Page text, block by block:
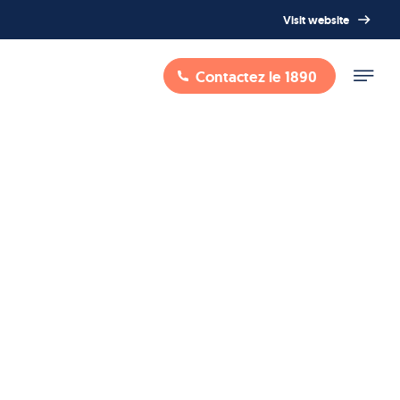
Visit website
Contactez le 1890